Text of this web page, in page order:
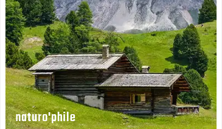
naturo'phile